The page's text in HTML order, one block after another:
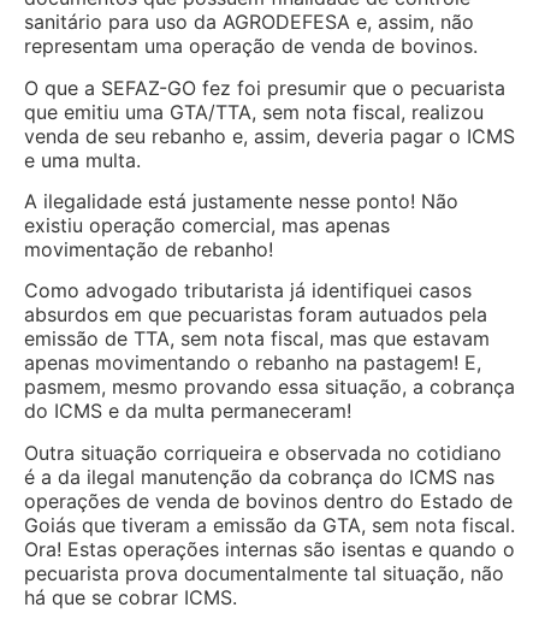
sanitário para uso da AGRODEFESA e, assim, não
representam uma operação de venda de bovinos.
O que a SEFAZ-GO fez foi presumir que o pecuarista
que emitiu uma GTA/TTA, sem nota fiscal, realizou
venda de seu rebanho e, assim, deveria pagar o ICMS
e uma multa.
A ilegalidade está justamente nesse ponto! Não
existiu operação comercial, mas apenas
movimentação de rebanho!
Como advogado tributarista já identifiquei casos
absurdos em que pecuaristas foram autuados pela
emissão de TTA, sem nota fiscal, mas que estavam
apenas movimentando o rebanho na pastagem! E,
pasmem, mesmo provando essa situação, a cobrança
do ICMS e da multa permaneceram!
Outra situação corriqueira e observada no cotidiano
é a da ilegal manutenção da cobrança do ICMS nas
operações de venda de bovinos dentro do Estado de
Goiás que tiveram a emissão da GTA, sem nota fiscal.
Ora! Estas operações internas são isentas e quando o
pecuarista prova documentalmente tal situação, não
há que se cobrar ICMS.